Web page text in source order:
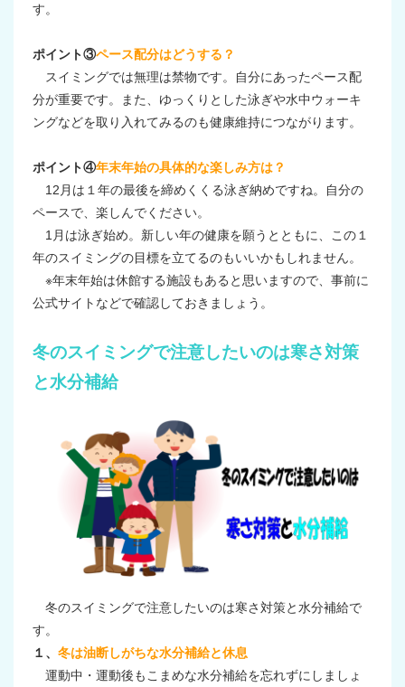
す。
ポイント③ペース配分はどうする？
スイミングでは無理は禁物です。自分にあったペース配
分が重要です。また、ゆっくりとした泳ぎや水中ウォーキ
ングなどを取り入れてみるのも健康維持につながります。
ポイント④年末年始の具体的な楽しみ方は？
12月は１年の最後を締めくくる泳ぎ納めですね。自分の
ペースで、楽しんでください。
1月は泳ぎ始め。新しい年の健康を願うとともに、この１
年のスイミングの目標を立てるのもいいかもしれません。
※年末年始は休館する施設もあると思いますので、事前に
公式サイトなどで確認しておきましょう。
冬のスイミングで注意したいのは寒さ対策
と水分補給
冬のスイミングで注意したいのは寒さ対策と水分補給で
す。
１、 冬は油断しがちな水分補給と休息
運動中・運動後もこまめな水分補給を忘れずにしましょ